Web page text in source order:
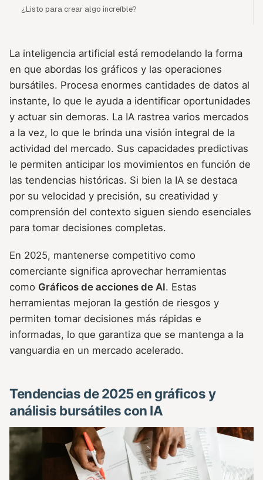
¿Listo para crear algo increíble?
La inteligencia artificial está remodelando la forma
en que abordas los gráficos y las operaciones
bursátiles. Procesa enormes cantidades de datos al
instante, lo que le ayuda a identificar oportunidades
y actuar sin demoras. La IA rastrea varios mercados
a la vez, lo que le brinda una visión integral de la
actividad del mercado. Sus capacidades predictivas
le permiten anticipar los movimientos en función de
las tendencias históricas. Si bien la IA se destaca
por su velocidad y precisión, su creatividad y
comprensión del contexto siguen siendo esenciales
para tomar decisiones completas.
En 2025, mantenerse competitivo como
comerciante significa aprovechar herramientas
como Gráficos de acciones de AI. Estas
herramientas mejoran la gestión de riesgos y
permiten tomar decisiones más rápidas e
informadas, lo que garantiza que se mantenga a la
vanguardia en un mercado acelerado.
Tendencias de 2025 en gráficos y
análisis bursátiles con IA